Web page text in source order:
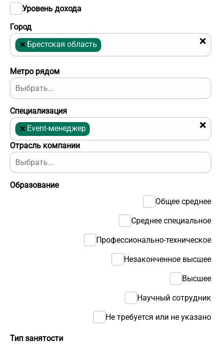
Отрасль компании
Тип занятости
Город
×
× Брестская область
Уровень дохода
Образование
Общее среднее
Среднее специальное
Профессионально-техническое
Незаконченное высшее
Высшее
Научный сотрудник
Не требуется или не указано
Метро рядом
Специализация
×
× Event-менеджер